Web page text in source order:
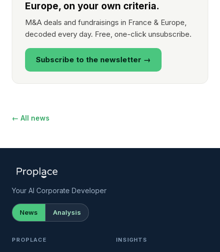
Europe, on your own criteria.
M&A deals and fundraisings in France & Europe,
decoded every day. Free, one-click unsubscribe.
Subscribe to the newsletter →
← All news
Your AI Corporate Developer
News Analysis
PROPLACE INSIGHTS